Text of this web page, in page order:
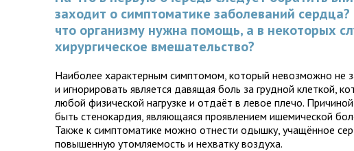
заходит о симптоматике заболеваний сердца?
что организму нужна помощь, а в некоторых
хирургическое вмешательство?
Наиболее характерным симптомом, который невозможно не
и игнорировать является давящая боль за грудной клеткой,
любой физической нагрузке и отдаёт в левое плечо.
быть стенокардия, являющаяся проявлением ишемической
Также к симптоматике можно отнести одышку, учащённое
повышенную утомляемость и нехватку воздуха.